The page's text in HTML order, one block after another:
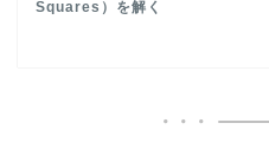
Squares）を解く